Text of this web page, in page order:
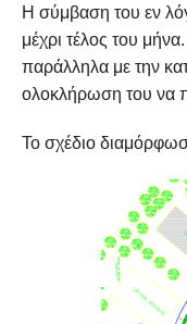
Η σύμβαση του εν
μέχρι τέλος του
παράλληλα με την
ολοκλήρωση του να
Το σχέδιο